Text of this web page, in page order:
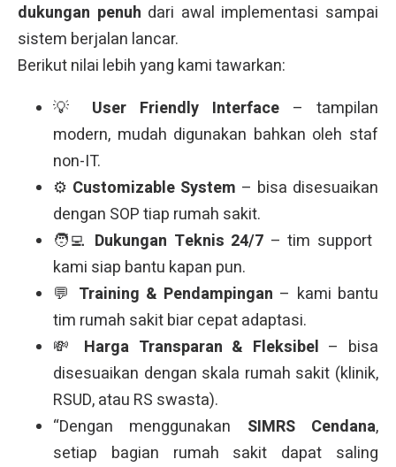
dukungan penuh dari awal implementasi sampai
sistem berjalan lancar.
Berikut nilai lebih yang kami tawarkan:
💡 User Friendly Interface – tampilan
modern, mudah digunakan bahkan oleh staf
non-IT.
⚙️ Customizable System – bisa disesuaikan
dengan SOP tiap rumah sakit.
🧑‍💻 Dukungan Teknis 24/7 – tim support
kami siap bantu kapan pun.
💬 Training & Pendampingan – kami bantu
tim rumah sakit biar cepat adaptasi.
💸 Harga Transparan & Fleksibel – bisa
disesuaikan dengan skala rumah sakit (klinik,
RSUD, atau RS swasta).
“Dengan menggunakan SIMRS Cendana,
setiap bagian rumah sakit dapat saling